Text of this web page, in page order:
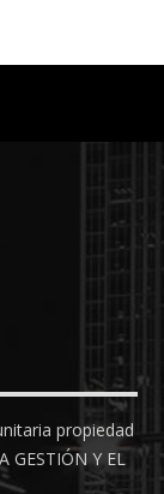
propiedad
GESTIÓN Y EL